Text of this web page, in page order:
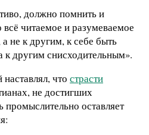
должно помнить и
всё читаемое и разумеваемое
не к другим, к себе быть
к другим снисходительным».
что страсти
не достигших
промыслительно оставляет